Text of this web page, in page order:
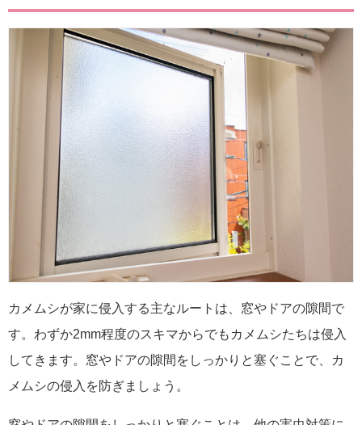
カメムシが家に侵入する主なルートは、窓やドアの隙間で
す。わずか2mm程度のスキマからでもカメムシたちは侵入
してきます。窓やドアの隙間をしっかりと塞ぐことで、カ
メムシの侵入を防ぎましょう。